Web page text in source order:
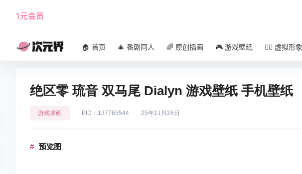
1元会员
🏠 首页 🎄 番剧同人 🌈 原创插画 🎮 游戏壁纸 🧚‍♀️ 虚拟形象
绝区零 琉音 双马尾 Dialyn 游戏壁纸 手机壁纸
游戏插画 PID：137765544 25年11月26日
预览图